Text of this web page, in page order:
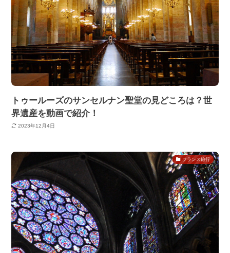
トゥールーズのサンセルナン聖堂の見どころは？世
界遺産を動画で紹介！
2023年12月4日
フランス旅行